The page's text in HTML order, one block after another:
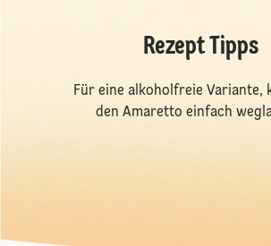
Rezept Tipps
Für eine alkoholfreie Variante,
den Amaretto einfach